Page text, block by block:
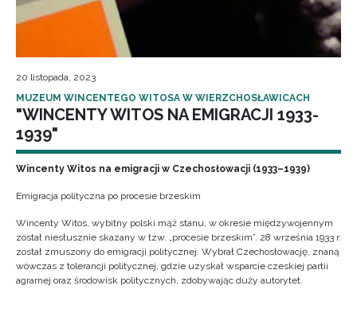
20 listopada, 2023
MUZEUM WINCENTEGO WITOSA W WIERZCHOSŁAWICACH
"WINCENTY WITOS NA EMIGRACJI 1933-
1939"
Wincenty Witos na emigracji w Czechosłowacji (1933–1939)
Emigracja polityczna po procesie brzeskim
Wincenty Witos, wybitny polski mąż stanu, w okresie międzywojennym
został niesłusznie skazany w tzw. „procesie brzeskim”. 28 września 1933 r.
został zmuszony do emigracji politycznej. Wybrał Czechosłowację, znaną
wówczas z tolerancji politycznej, gdzie uzyskał wsparcie czeskiej partii
agrarnej oraz środowisk politycznych, zdobywając duży autorytet.